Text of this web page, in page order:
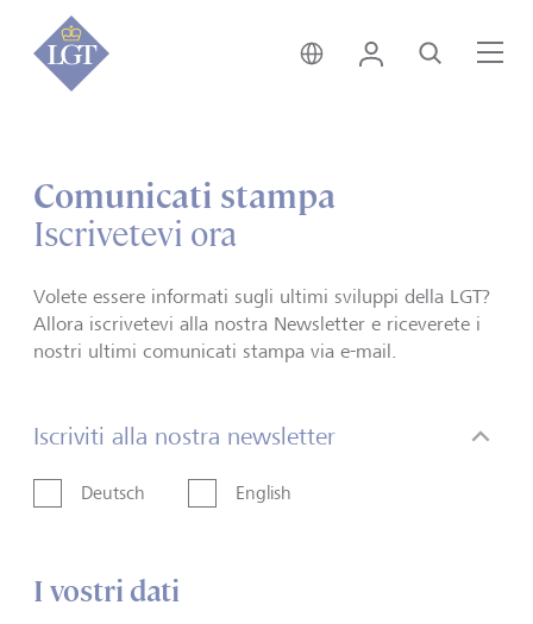
Svizzera • italiano
Login Cerca
Comunicati stampa
Iscrivetevi ora
Volete essere informati sugli ultimi sviluppi della LGT?
Allora iscrivetevi alla nostra Newsletter e riceverete i
nostri ultimi comunicati stampa via e-mail.
Iscriviti alla nostra newsletter
Deutsch English
I vostri dati